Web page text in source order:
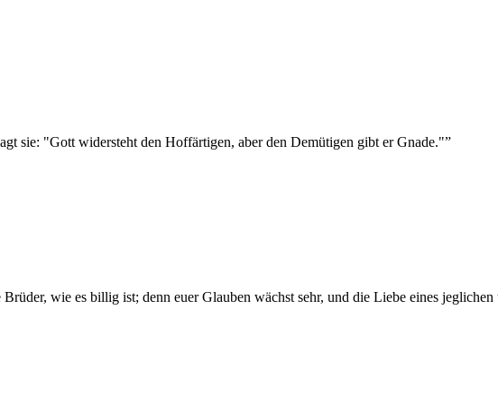
sie: "Gott widersteht den Hoffärtigen, aber den Demütigen gibt er Gnade."”
wie es billig ist; denn euer Glauben wächst sehr, und die Liebe eines